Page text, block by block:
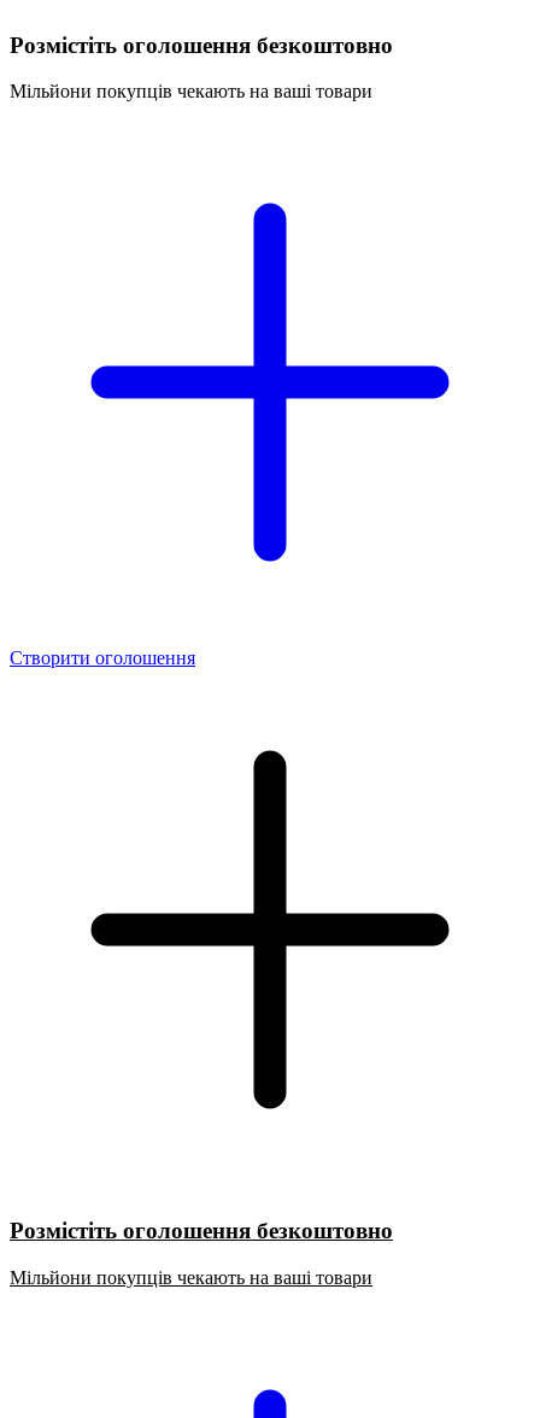
Розмістіть оголошення безкоштовно
Мільйони покупців чекають на ваші товари
Створити оголошення
Розмістіть оголошення безкоштовно
Мільйони покупців чекають на ваші товари